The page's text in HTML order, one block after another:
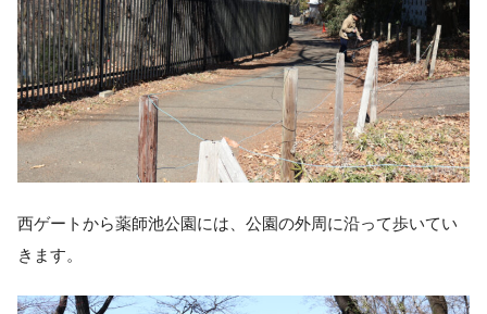
西ゲートから薬師池公園には、公園の外周に沿って歩いてい
きます。